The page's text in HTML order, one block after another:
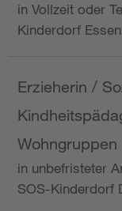
in Vollzeit oder
Kinderdorf
Erzieherin /
Wohngruppen
in unbefristeter
SOS-Kinderdorf